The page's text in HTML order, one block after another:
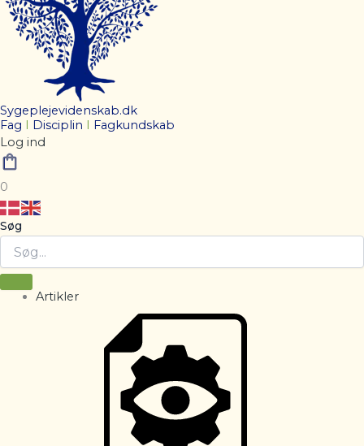
Sygeplejevidenskab.dk
Fag
Disciplin
Fagkundskab
Log ind
0
Søg
Artikler